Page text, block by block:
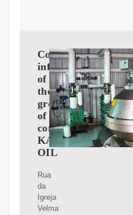
Contact
information
of
the
group
of
companies
KAISSA
OIL
Rua
da
Igreja
Velma